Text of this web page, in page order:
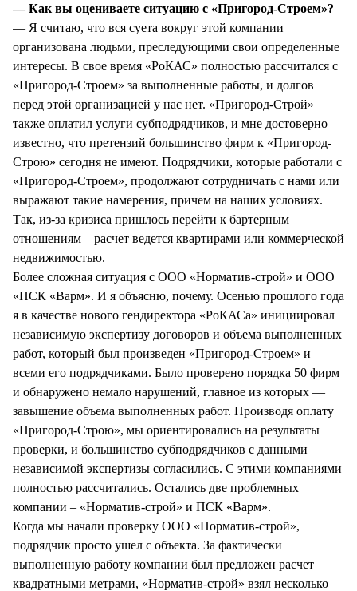
— Как вы оцениваете ситуацию с «Пригород-Строем»?
— Я считаю, что вся суета вокруг этой компании
организована людьми, преследующими свои определенные
интересы. В свое время «РоКАС» полностью рассчитался с
«Пригород-Строем» за выполненные работы, и долгов
перед этой организацией у нас нет. «Пригород-Строй»
также оплатил услуги субподрядчиков, и мне достоверно
известно, что претензий большинство фирм к «Пригород-
Строю» сегодня не имеют. Подрядчики, которые работали с
«Пригород-Строем», продолжают сотрудничать с нами или
выражают такие намерения, причем на наших условиях.
Так, из-за кризиса пришлось перейти к бартерным
отношениям – расчет ведется квартирами или коммерческой
недвижимостью.
Более сложная ситуация с ООО «Норматив-строй» и ООО
«ПСК «Варм». И я объясню, почему. Осенью прошлого года
я в качестве нового гендиректора «РоКАСа» инициировал
независимую экспертизу договоров и объема выполненных
работ, который был произведен «Пригород-Строем» и
всеми его подрядчиками. Было проверено порядка 50 фирм
и обнаружено немало нарушений, главное из которых —
завышение объема выполненных работ. Производя оплату
«Пригород-Строю», мы ориентировались на результаты
проверки, и большинство субподрядчиков с данными
независимой экспертизы согласились. С этими компаниями
полностью рассчитались. Остались две проблемных
компании – «Норматив-строй» и ПСК «Варм».
Когда мы начали проверку ООО «Норматив-строй»,
подрядчик просто ушел с объекта. За фактически
выполненную работу компании был предложен расчет
квадратными метрами, «Норматив-строй» взял несколько